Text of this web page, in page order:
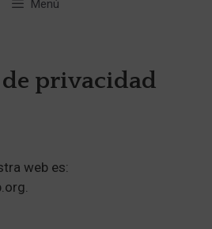
Menú
privacidad
web es: